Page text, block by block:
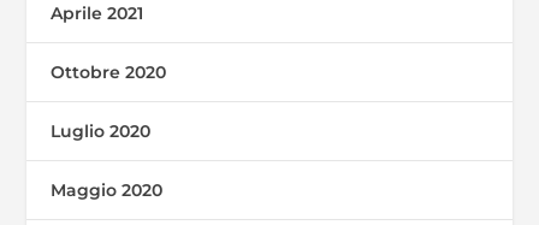
Aprile 2021
Ottobre 2020
Luglio 2020
Maggio 2020